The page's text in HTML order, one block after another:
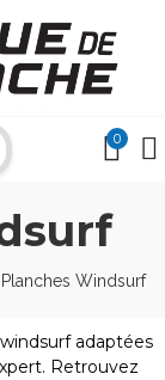
0
Planches Windsurf
adaptées
Retrouvez